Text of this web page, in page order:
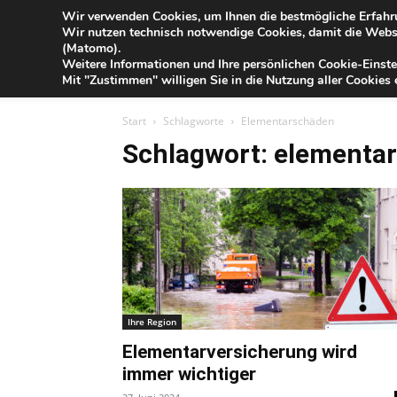
Blog
der
Sparkasse
IHR
Start Schlagworte Elementarschäden
Schlagwort:
Ihre Region
Elementarversicherung wird
immer wichtiger
Wir verwenden Cookies, um Ihnen die bestmögliche
Wir nutzen technisch notwendige Cookies, damit die
(Matomo).
Weitere Informationen und Ihre persönlichen Cookie-
Mit "Zustimmen" willigen Sie in die Nutzung aller Cookies